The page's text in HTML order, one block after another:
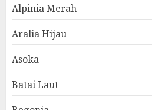
Alpinia Merah
Aralia Hijau
Asoka
Batai Laut